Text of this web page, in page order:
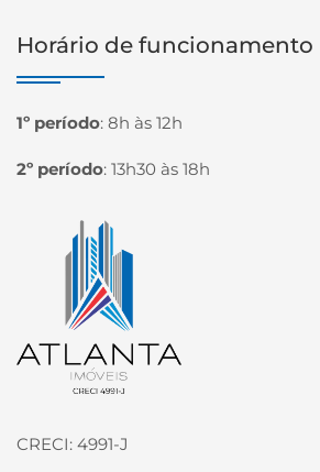
Horário de funcionamento
1º período: 8h às 12h
2º período: 13h30 às 18h
Página inicial
CRECI: 4991-J